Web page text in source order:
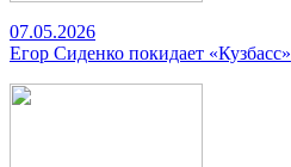
07.05.2026
Егор Сиденко покидает «Кузбасс»